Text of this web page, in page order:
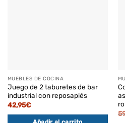
MUEBLES DE COCINA
Juego de 2 taburetes de bar
industrial con reposapiés
42,95€